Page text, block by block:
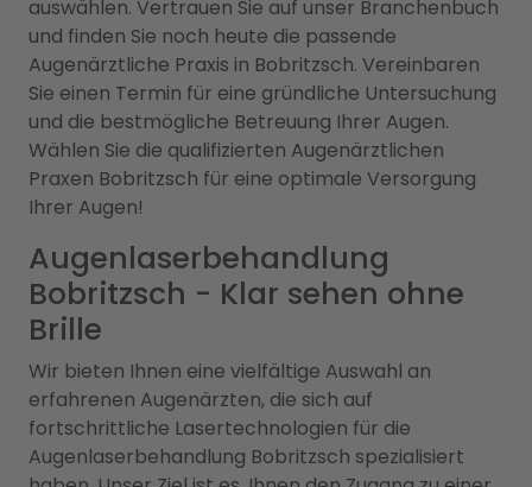
auswählen. Vertrauen Sie auf unser Branchenbuch
und finden Sie noch heute die passende
Augenärztliche Praxis in Bobritzsch. Vereinbaren
Sie einen Termin für eine gründliche Untersuchung
und die bestmögliche Betreuung Ihrer Augen.
Wählen Sie die qualifizierten Augenärztlichen
Praxen Bobritzsch für eine optimale Versorgung
Ihrer Augen!
Augenlaserbehandlung
Bobritzsch - Klar sehen ohne
Brille
Wir bieten Ihnen eine vielfältige Auswahl an
erfahrenen Augenärzten, die sich auf
fortschrittliche Lasertechnologien für die
Augenlaserbehandlung Bobritzsch spezialisiert